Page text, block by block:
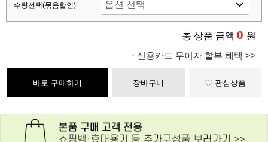
수량선택(묶음할인)
총 상품 금액 0 원
· 신용카드 무이자 할부 혜택 >>
바로 구매하기 장바구니 관심상품